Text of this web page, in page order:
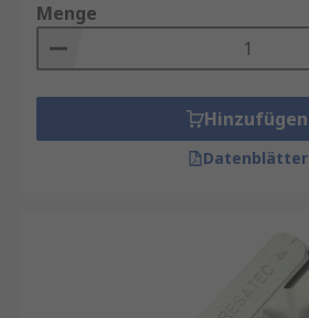
Menge
Hinzufügen
Datenblätter